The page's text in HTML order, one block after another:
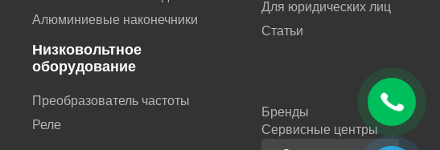
Алюминиевые наконечники
Низковольтное
оборудование
Преобразователь частоты
Реле
Для юридических лиц
Статьи
Бренды
Сервисные центры